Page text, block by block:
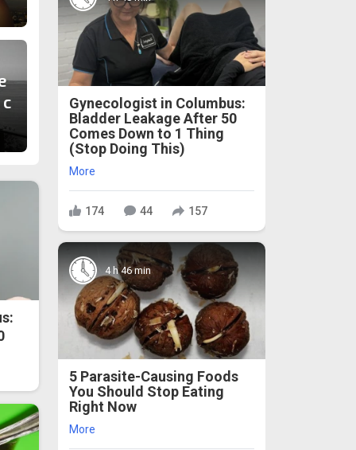
Gynecologist in Columbus:
Bladder Leakage After 50
Comes Down to 1 Thing
(Stop Doing This)
More
174 44 157
4 h 46 min
5 Parasite-Causing Foods
You Should Stop Eating
Right Now
More